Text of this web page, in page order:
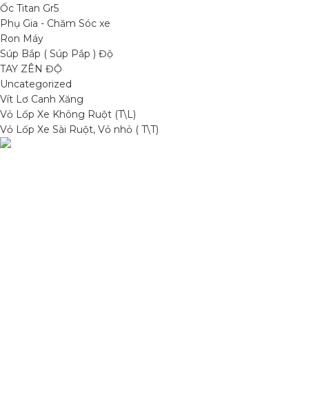
Ốc Titan Gr5
Phụ Gia - Chăm Sóc xe
Ron Máy
Súp Bắp ( Súp Pắp ) Độ
TAY ZÊN ĐỘ
Uncategorized
Vít Lơ Canh Xăng
Vỏ Lốp Xe Không Ruột (T\L)
Vỏ Lốp Xe Sài Ruột, Vỏ nhỏ ( T\T)